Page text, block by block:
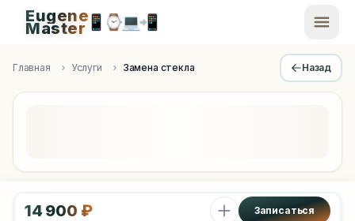
Apple Diagnostics & Engineering Authority in Saint
Eugene
Master📱 ⌚💻📲
Главная Услуги Замена стекла Назад
14 900 ₽ Записаться